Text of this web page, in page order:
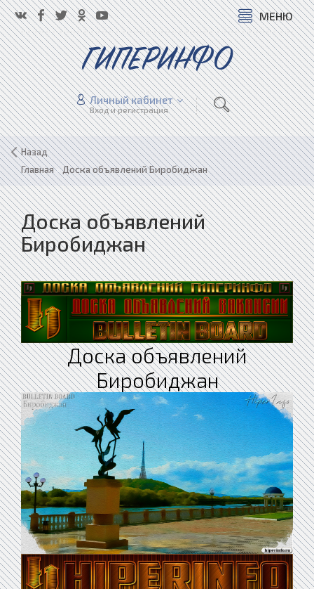
МЕНЮ
ГИПЕРИНФО
Личный кабинет
Вход и регистрация
Назад
Главная»Доска объявлений Биробиджан
Доска объявлений
Биробиджан
Доска объявлений
Биробиджан